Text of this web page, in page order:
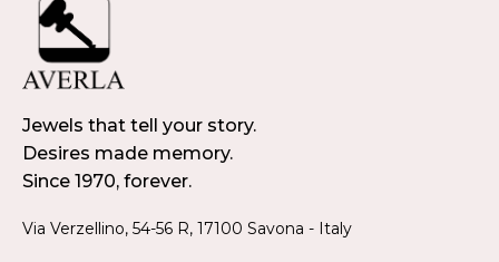
Jewels that tell your story.
Desires made memory.
Since 1970, forever.
Via Verzellino, 54-56 R, 17100 Savona - Italy